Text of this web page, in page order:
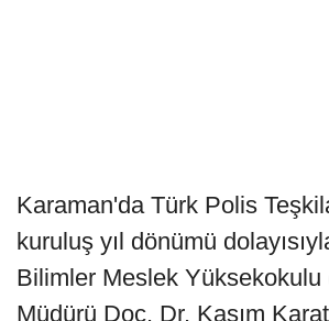
Karaman'da Türk Polis
kuruluş yıl dönümü
Bilimler Meslek Yüksekokulu
Müdürü Doç. Dr. Kasım